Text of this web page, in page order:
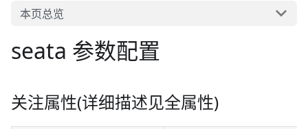
本页总览
seata 参数配置
关注属性(详细描述见全属性)